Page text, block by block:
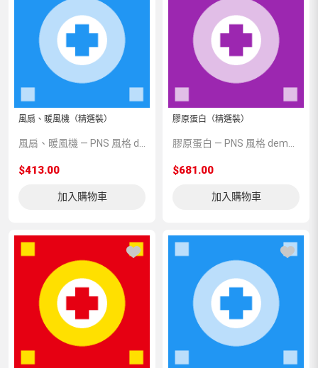
風扇、暖風機（精選裝）
風扇、暖風機 — PNS 風格 demo 占位商品，方便首頁與分類頁版位演示，上線前由業務替換為真實 SKU。
$413.00
加入購物車
膠原蛋白（精選裝）
膠原蛋白 — PNS 風格 demo 占位商品，方便首頁與分類頁版位演示，上線前由業務替換為真實 SKU。
$681.00
加入購物車